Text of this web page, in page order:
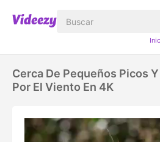
Cerca De Pequeños Picos
Por El Viento En 4K